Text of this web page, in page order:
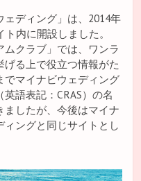
ディング」は、2014年
内に開設しました。
ムクラブ」では、ワンラ
る上で役立つ情報がた
でマイナビウェディング
語表記：CRAS）の名
したが、今後はマイナ
ングと同じサイトとし